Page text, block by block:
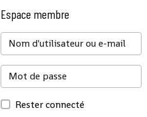
Espace membre
Rester connecté